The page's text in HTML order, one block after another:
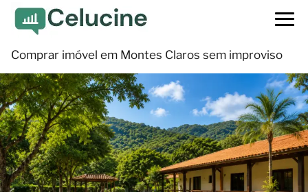
Comprar imóvel em Montes Claros sem improviso